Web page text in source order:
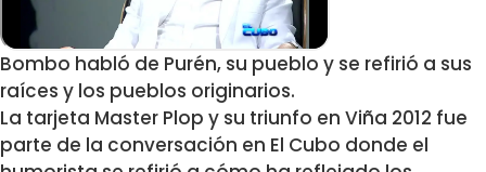
Bombo habló de Purén, su pueblo y se refirió a sus
raíces y los pueblos originarios.
La tarjeta Master Plop y su triunfo en Viña 2012 fue
parte de la conversación en El Cubo donde el